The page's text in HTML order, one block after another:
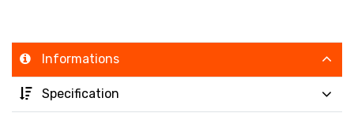
Informations
Specification